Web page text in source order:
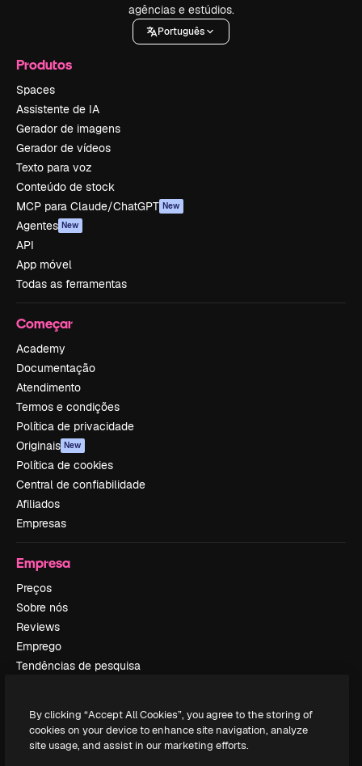
agências e estúdios.
Português
Produtos
Spaces
Assistente de IA
Gerador de imagens
Gerador de vídeos
Texto para voz
Conteúdo de stock
MCP para Claude/ChatGPT New
Agentes New
API
App móvel
Todas as ferramentas
Começar
Academy
Documentação
Atendimento
Termos e condições
Política de privacidade
Originais New
Política de cookies
Central de confiabilidade
Afiliados
Empresas
Empresa
Preços
Sobre nós
Reviews
Emprego
Tendências de pesquisa
Slidesgo
Vender conteúdo
By clicking “Accept All Cookies”, you agree to the storing of
cookies on your device to enhance site navigation, analyze
site usage, and assist in our marketing efforts.